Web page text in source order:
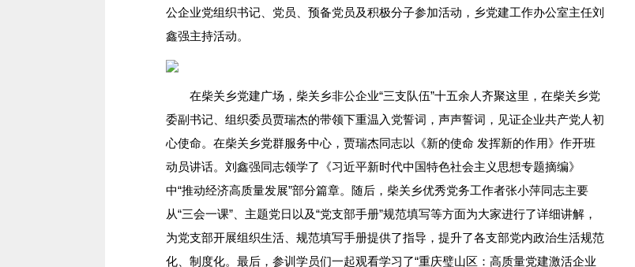
公企业党组织书记、党员、预备党员及积极分子参加活动，乡党建工作办公室主任刘
鑫强主持活动。
在柴关乡党建广场，柴关乡非公企业“三支队伍”十五余人齐聚这里，在柴关乡党
委副书记、组织委员贾瑞杰的带领下重温入党誓词，声声誓词，见证企业共产党人初
心使命。在柴关乡党群服务中心，贾瑞杰同志以《新的使命 发挥新的作用》作开班
动员讲话。刘鑫强同志领学了《习近平新时代中国特色社会主义思想专题摘编》
中“推动经济高质量发展”部分篇章。随后，柴关乡优秀党务工作者张小萍同志主要
从“三会一课”、主题党日以及“党支部手册”规范填写等方面为大家进行了详细讲解，
为党支部开展组织生活、规范填写手册提供了指导，提升了各支部党内政治生活规范
化、制度化。最后，参训学员们一起观看学习了“重庆璧山区：高质量党建激活企业